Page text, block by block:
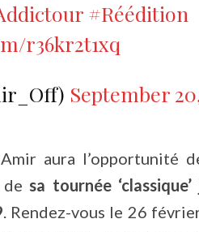
#Réédition
r36kr2t1xq
September
Amir aura
sa tournée
. Rendez-vous le 26